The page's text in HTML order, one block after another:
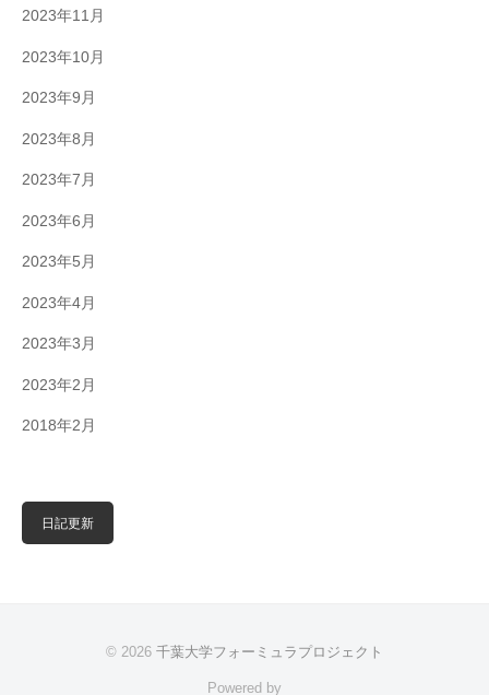
2023年11月
2023年10月
2023年9月
2023年8月
2023年7月
2023年6月
2023年5月
2023年4月
2023年3月
2023年2月
2018年2月
日記更新
© 2026 千葉大学フォーミュラプロジェクト
Powered by